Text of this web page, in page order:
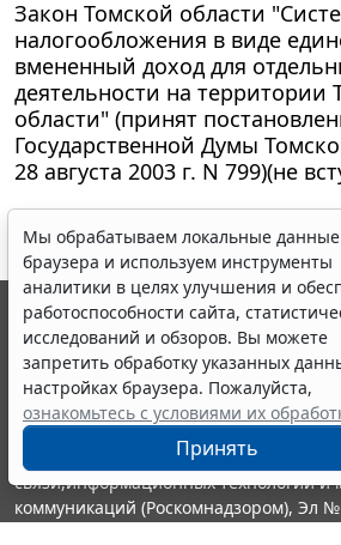
Закон Томской области
налогообложения в виде
вмененный доход для
деятельности на территории
области" (принят
Государственной Думы
28 августа 2003 г. N 799)(не
Мы обрабатываем локальные данные
браузера и используем инструменты
аналитики в целях улучшения и
работоспособности сайта,
исследований и обзоров. Вы можете
запретить обработку указанных
настройках браузера. Пожалуйста,
ознакомьтесь с условиями их
Принять
© ООО "НПП "ГАРАНТ-СЕРВИС", 2026.
выпускается с 1990 года. Компания
являются участниками Российской
информации ГАРАНТ.
Портал ГАРАНТ.РУ зарегистрирован в
издания Федеральной службой по
связи,информационных технологий и
коммуникаций (Роскомнадзором), Эл